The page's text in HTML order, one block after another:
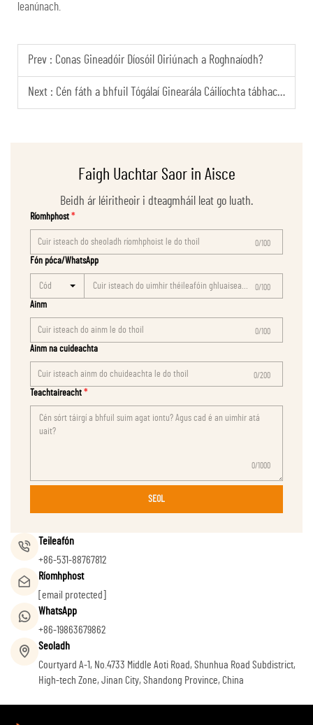
leanúnach.
Prev : Conas Gineadóir Díosóil Oiriúnach a Roghnaíodh?
Next : Cén fáth a bhfuil Tógálaí Ginearála Cáilíochta tábhachtach don slándáil an chórais cumhachta?
Faigh Uachtar Saor in Aisce
Beidh ár léiritheoir i dteagmháil leat go luath.
Ríomhphost
0/100
Fón póca/WhatsApp
Cód 0/100
Ainm
0/100
Ainm na cuideachta
0/200
Teachtaireacht
0/1000
SEOL
Teileafón
+86-531-88767812
Ríomhphost
[email protected]
WhatsApp
+86-19863679862
Seoladh
Courtyard A-1, No.4733 Middle Aoti Road, Shunhua Road Subdistrict,
High-tech Zone, Jinan City, Shandong Province, China